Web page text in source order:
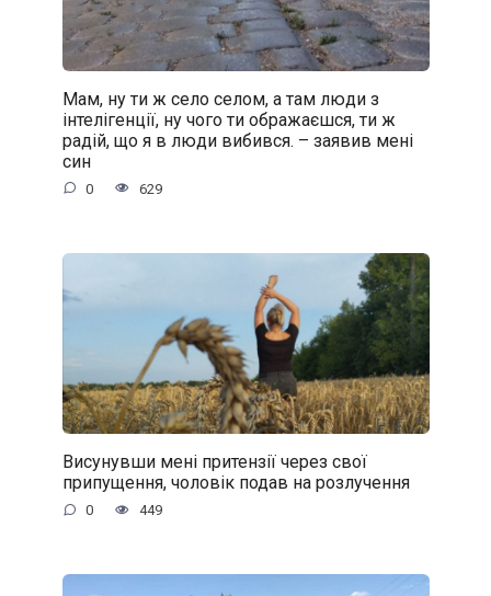
Мам, ну ти ж село селом, а там люди з
інтелігенції, ну чого ти ображаєшся, ти ж
радій, що я в люди вибився. – заявив мені
син
0 629
Висунувши мені притензії через свої
припущення, чоловік подав на розлучення
0 449